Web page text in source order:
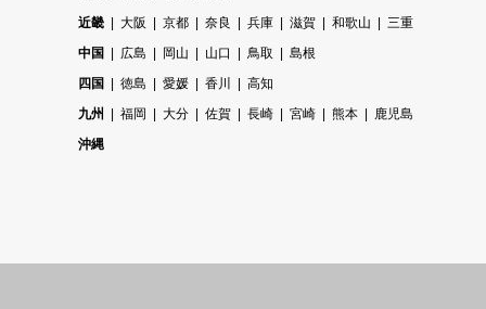
近畿
大阪 京都 奈良 兵庫 滋賀 和歌山
三重
中国
広島 岡山 山口 鳥取
島根
四国
徳島 愛媛 香川
高知
九州
福岡 大分 佐賀 長崎 宮崎 熊本
鹿児島
沖縄